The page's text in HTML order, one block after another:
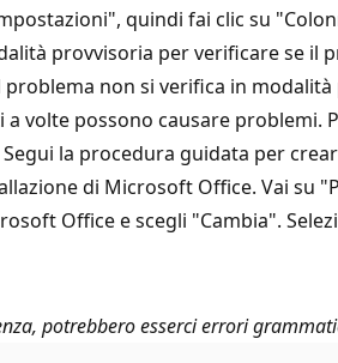
quindi fai clic su
provvisoria per verificare se
non si verifica in
volte possono causare
la procedura guidata per
di Microsoft Office. Vai
Office e scegli "Cambia".
potrebbero esserci errori